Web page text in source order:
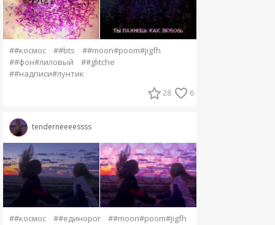
##космос ##bts
##moon#poom#jigfh
##фон#лиловый
##glitche
##надписи#лунтик
28 6
tenderneeeessss
##космос ##единорог
##moon#poom#jigfh